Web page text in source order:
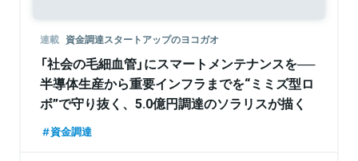
連載 資金調達スタートアップのヨコガオ
「社会の毛細血管」にスマートメンテナンスを──
半導体生産から重要インフラまでを“ミミズ型ロ
ボ”で守り抜く、5.0億円調達のソラリスが描く
「予防保全」のグローバル標準とは
資金調達